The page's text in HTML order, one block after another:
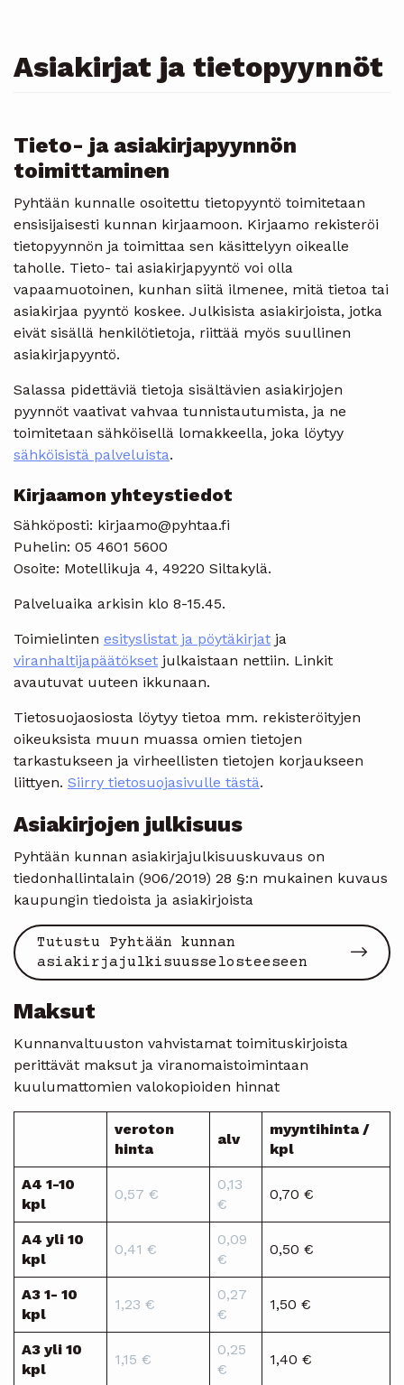
Asiakirjat ja tietopyynnöt
Tieto- ja asiakirjapyynnön
toimittaminen
Pyhtään kunnalle osoitettu tietopyyntö toimitetaan
ensisijaisesti kunnan kirjaamoon. Kirjaamo rekisteröi
tietopyynnön ja toimittaa sen käsittelyyn oikealle
taholle. Tieto- tai asiakirjapyyntö voi olla
vapaamuotoinen, kunhan siitä ilmenee, mitä tietoa tai
asiakirjaa pyyntö koskee. Julkisista asiakirjoista, jotka
eivät sisällä henkilötietoja, riittää myös suullinen
asiakirjapyyntö.
Salassa pidettäviä tietoja sisältävien asiakirjojen
pyynnöt vaativat vahvaa tunnistautumista, ja ne
toimitetaan sähköisellä lomakkeella, joka löytyy
sähköisistä palveluista.
Kirjaamon yhteystiedot
Sähköposti: kirjaamo@pyhtaa.fi
Puhelin: 05 4601 5600
Osoite: Motellikuja 4, 49220 Siltakylä.
Palveluaika arkisin klo 8-15.45.
Toimielinten esityslistat ja pöytäkirjat ja
viranhaltijapäätökset julkaistaan nettiin. Linkit
avautuvat uuteen ikkunaan.
Tietosuojaosiosta löytyy tietoa mm. rekisteröityjen
oikeuksista muun muassa omien tietojen
tarkastukseen ja virheellisten tietojen korjaukseen
liittyen. Siirry tietosuojasivulle tästä.
Asiakirjojen julkisuus
Pyhtään kunnan asiakirjajulkisuuskuvaus on
tiedonhallintalain (906/2019) 28 §:n mukainen kuvaus
kaupungin tiedoista ja asiakirjoista
Tutustu Pyhtään kunnan
asiakirjajulkisuusselosteeseen
Maksut
Kunnanvaltuuston vahvistamat toimituskirjoista
perittävät maksut ja viranomaistoimintaan
kuulumattomien valokopioiden hinnat
veroton
hinta
alv
myyntihinta /
kpl
A4 1-10
kpl
0,57 €
0,13
€
0,70 €
A4 yli 10
kpl
0,41 €
0,09
€
0,50 €
A3 1- 10
kpl
1,23 €
0,27
€
1,50 €
A3 yli 10
kpl
1,15 €
0,25
€
1,40 €